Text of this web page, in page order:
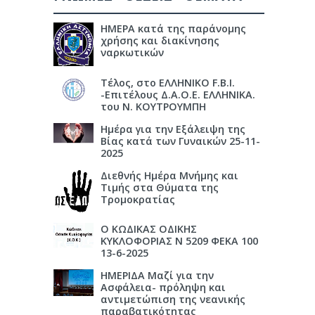
ΗΜΕΡΑ κατά της παράνομης
χρήσης και διακίνησης
ναρκωτικών
Τέλος, στο ΕΛΛΗΝΙΚΟ F.B.I.
-Επιτέλους Δ.Α.Ο.Ε. ΕΛΛΗΝΙΚΑ.
του Ν. ΚΟΥΤΡΟΥΜΠΗ
Ημέρα για την Εξάλειψη της
Βίας κατά των Γυναικών 25-11-
2025
Διεθνής Ημέρα Μνήμης και
Τιμής στα Θύματα της
Τρομοκρατίας
Ο ΚΩΔΙΚΑΣ ΟΔΙΚΗΣ
ΚΥΚΛΟΦΟΡΙΑΣ Ν 5209 ΦΕΚΑ 100
13-6-2025
ΗΜΕΡΙΔΑ Μαζί για την
Ασφάλεια- πρόληψη και
αντιμετώπιση της νεανικής
παραβατικότητας